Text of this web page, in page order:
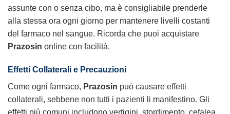
assunte con o senza cibo, ma è consigliabile prenderle
alla stessa ora ogni giorno per mantenere livelli costanti
del farmaco nel sangue. Ricorda che puoi acquistare
Prazosin online con facilità.
Effetti Collaterali e Precauzioni
Come ogni farmaco, Prazosin può causare effetti
collaterali, sebbene non tutti i pazienti li manifestino. Gli